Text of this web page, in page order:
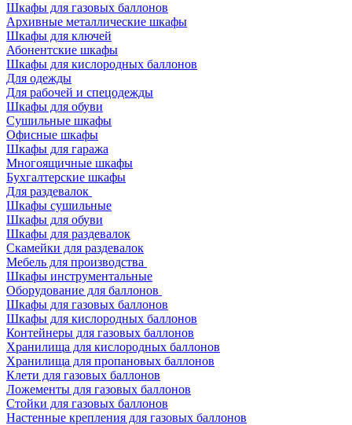
Шкафы для газовых баллонов
Архивные металлические шкафы
Шкафы для ключей
Абонентские шкафы
Шкафы для кислородных баллонов
Для одежды
Для рабочей и спецодежды
Шкафы для обуви
Сушильные шкафы
Офисные шкафы
Шкафы для гаража
Многоящичные шкафы
Бухгалтерские шкафы
Для раздевалок
Шкафы сушильные
Шкафы для обуви
Шкафы для раздевалок
Скамейки для раздевалок
Мебель для производства
Шкафы инструментальные
Оборудование для баллонов
Шкафы для газовых баллонов
Шкафы для кислородных баллонов
Контейнеры для газовых баллонов
Хранилища для кислородных баллонов
Хранилища для пропановых баллонов
Клети для газовых баллонов
Ложементы для газовых баллонов
Стойки для газовых баллонов
Настенные крепления для газовых баллонов